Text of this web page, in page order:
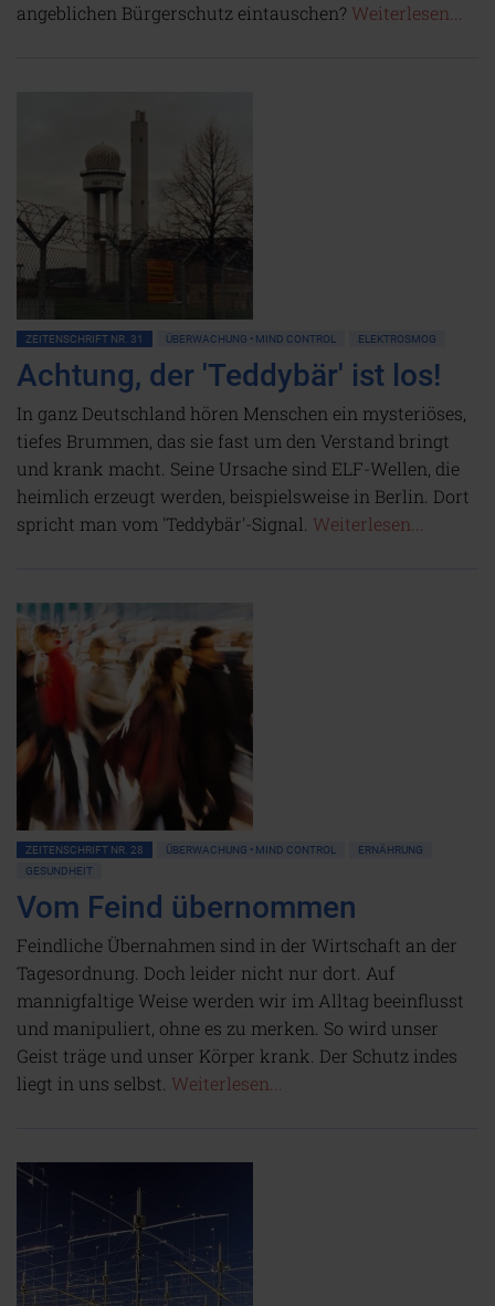
angeblichen Bürgerschutz eintauschen? Weiterlesen...
ZEITENSCHRIFT NR. 31 ÜBERWACHUNG • MIND CONTROL ELEKTROSMOG
Achtung, der 'Teddybär' ist los!
In ganz Deutschland hören Menschen ein mysteriöses,
tiefes Brummen, das sie fast um den Verstand bringt
und krank macht. Seine Ursache sind ELF-Wellen, die
heimlich erzeugt werden, beispielsweise in Berlin. Dort
spricht man vom 'Teddybär'-Signal. Weiterlesen...
ZEITENSCHRIFT NR. 28 ÜBERWACHUNG • MIND CONTROL
ERNÄHRUNG
GESUNDHEIT
Vom Feind übernommen
Feindliche Übernahmen sind in der Wirtschaft an der
Tagesordnung. Doch leider nicht nur dort. Auf
mannigfaltige Weise werden wir im Alltag beeinflusst
und manipuliert, ohne es zu merken. So wird unser
Geist träge und unser Körper krank. Der Schutz indes
liegt in uns selbst. Weiterlesen...